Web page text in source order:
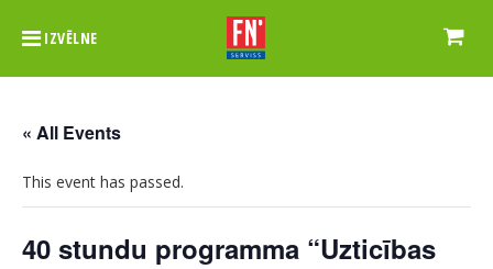
IZVĒLNE
« All Events
This event has passed.
40 stundu programma “Uzticības